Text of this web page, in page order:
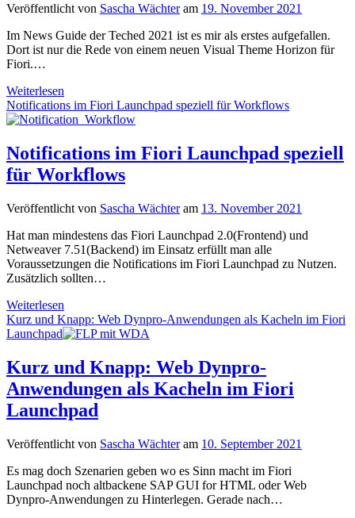
erweitern
Veröffentlicht von Sascha Wächteram 19. November 2021
Im News Guide der Teched 2021 ist es mir als erstes aufgefallen.
Dort ist nur die Rede von einem neuen Visual Theme Horizon für
Fiori.…
Weiterlesen
Visual
Theme
angekündigt
Notifications im Fiori Launchpad speziell für Workflows
Notifications im Fiori Launchpad speziell
für Workflows
Veröffentlicht von Sascha Wächteram 13. November 2021
Hat man mindestens das Fiori Launchpad 2.0(Frontend) und
Netweaver 7.51(Backend) im Einsatz erfüllt man alle
Voraussetzungen die Notifications im Fiori Launchpad zu Nutzen.
Zusätzlich sollten…
Weiterlesen
im
Fiori
speziell
für
Workflows
Kurz und Knapp: Web Dynpro-Anwendungen als Kacheln im Fiori
Launchpad
Kurz und Knapp: Web Dynpro-
Anwendungen als Kacheln im Fiori
Launchpad
Veröffentlicht von Sascha Wächteram 10. September 2021
Es mag doch Szenarien geben wo es Sinn macht im Fiori
Launchpad noch altbackene SAP GUI for HTML oder Web
Dynpro-Anwendungen zu Hinterlegen. Gerade nach…